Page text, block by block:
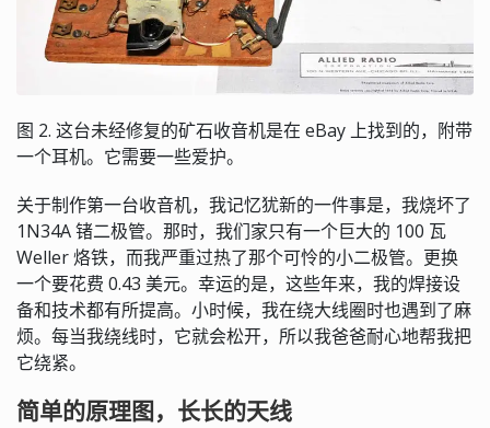
图 2. 这台未经修复的矿石收音机是在 eBay 上找到的，附带
一个耳机。它需要一些爱护。
关于制作第一台收音机，我记忆犹新的一件事是，我烧坏了
1N34A 锗二极管。那时，我们家只有一个巨大的 100 瓦
Weller 烙铁，而我严重过热了那个可怜的小二极管。更换
一个要花费 0.43 美元。幸运的是，这些年来，我的焊接设
备和技术都有所提高。小时候，我在绕大线圈时也遇到了麻
烦。每当我绕线时，它就会松开，所以我爸爸耐心地帮我把
它绕紧。
简单的原理图，长长的天线